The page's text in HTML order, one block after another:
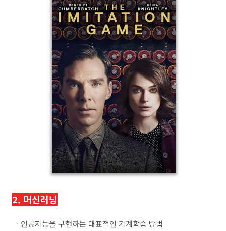
2. 머신러닝
- 인공지능을 구현하는 대표적인 기계학습 방법